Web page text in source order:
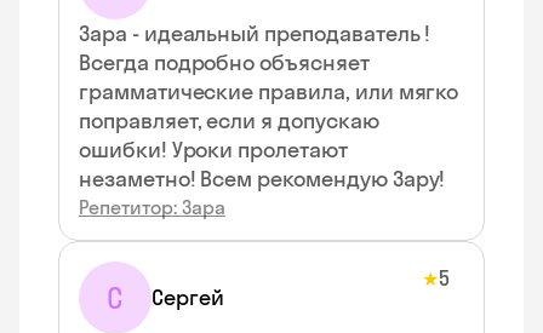
Зара - идеальный преподаватель !
Всегда подробно объясняет
грамматические правила, или мягко
поправляет, если я допускаю
ошибки! Уроки пролетают
незаметно! Всем рекомендую Зару!
Репетитор: Зара
С Сергей
★5